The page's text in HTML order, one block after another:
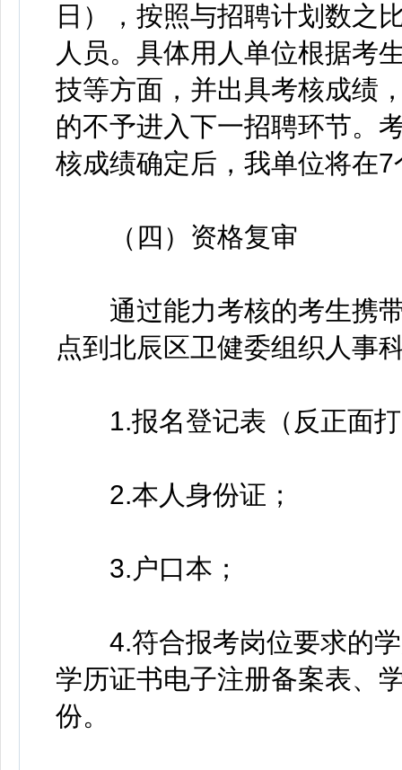
日），按照与招聘计划数之
人员。具体用人单位根据考
技等方面，并出具考核成绩
的不予进入下一招聘环节。
核成绩确定后，我单位将在
（四）资格复审
通过能力考核的考生携带
点到北辰区卫健委组织人事
1.报名登记表（反正面打
2.本人身份证；
3.户口本；
4.符合报考岗位要求的学
学历证书电子注册备案表、
份。